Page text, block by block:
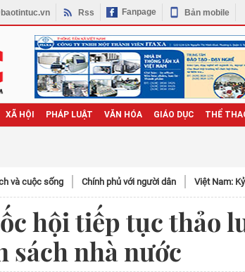
Rss Fanpage Bản mobile
XÃ HỘI PHÁP LUẬT VĂN HÓA GIÁO DỤC THỂ
và cuộc sống Chính phủ với người dân Việt Nam:
hội tiếp tục thảo
sách nhà nước